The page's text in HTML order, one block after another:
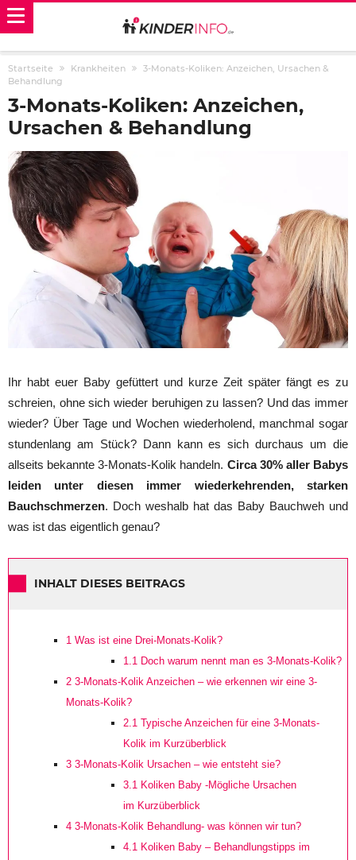
Startseite Krankheiten
3-Monats-Koliken: Anzeichen, Ursachen &
Behandlung
3-Monats-Koliken: Anzeichen,
Ursachen & Behandlung
Ihr habt euer Baby gefüttert und kurze Zeit später fängt es zu
schreien, ohne sich wieder beruhigen zu lassen? Und das immer
wieder? Über Tage und Wochen wiederholend, manchmal sogar
stundenlang am Stück? Dann kann es sich durchaus um die
allseits bekannte 3-Monats-Kolik handeln. Circa 30% aller Babys
leiden unter diesen immer wiederkehrenden, starken
Bauchschmerzen. Doch weshalb hat das Baby Bauchweh und
was ist das eigentlich genau?
INHALT DIESES BEITRAGS
1 Was ist eine Drei-Monats-Kolik?
1.1 Doch warum nennt man es 3-Monats-Kolik?
2 3-Monats-Kolik Anzeichen – wie erkennen wir eine 3-
Monats-Kolik?
2.1 Typische Anzeichen für eine 3-Monats-
Kolik im Kurzüberblick
3 3-Monats-Kolik Ursachen – wie entsteht sie?
3.1 Koliken Baby -Mögliche Ursachen
im Kurzüberblick
4 3-Monats-Kolik Behandlung- was können wir tun?
4.1 Koliken Baby – Behandlungstipps im